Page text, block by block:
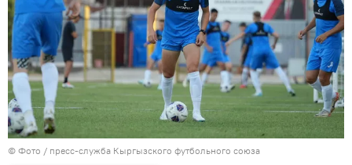
© Фото / пресс-служба Кыргызского футбольного союза